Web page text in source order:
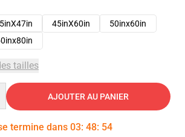
45inX60in
50inx60in
tailles
AJOUTER AU PANIER
termine dans 03: 48: 53